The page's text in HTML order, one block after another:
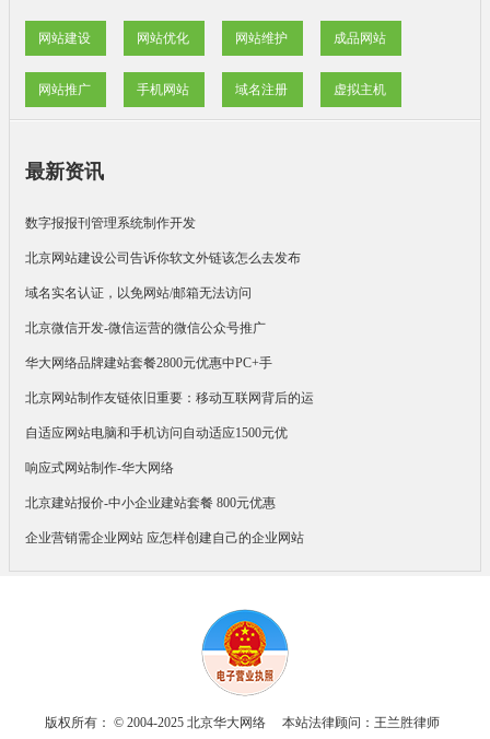
网站建设 网站优化 网站维护 成品网站
网站推广 手机网站 域名注册 虚拟主机
最新资讯
数字报报刊管理系统制作开发
北京网站建设公司告诉你软文外链该怎么去发布
域名实名认证，以免网站/邮箱无法访问
北京微信开发-微信运营的微信公众号推广
华大网络品牌建站套餐2800元优惠中PC+手
北京网站制作友链依旧重要：移动互联网背后的运
自适应网站电脑和手机访问自动适应1500元优
响应式网站制作-华大网络
北京建站报价-中小企业建站套餐 800元优惠
企业营销需企业网站 应怎样创建自己的企业网站
版权所有： © 2004-2025 北京华大网络 本站法律顾问：王兰胜律师